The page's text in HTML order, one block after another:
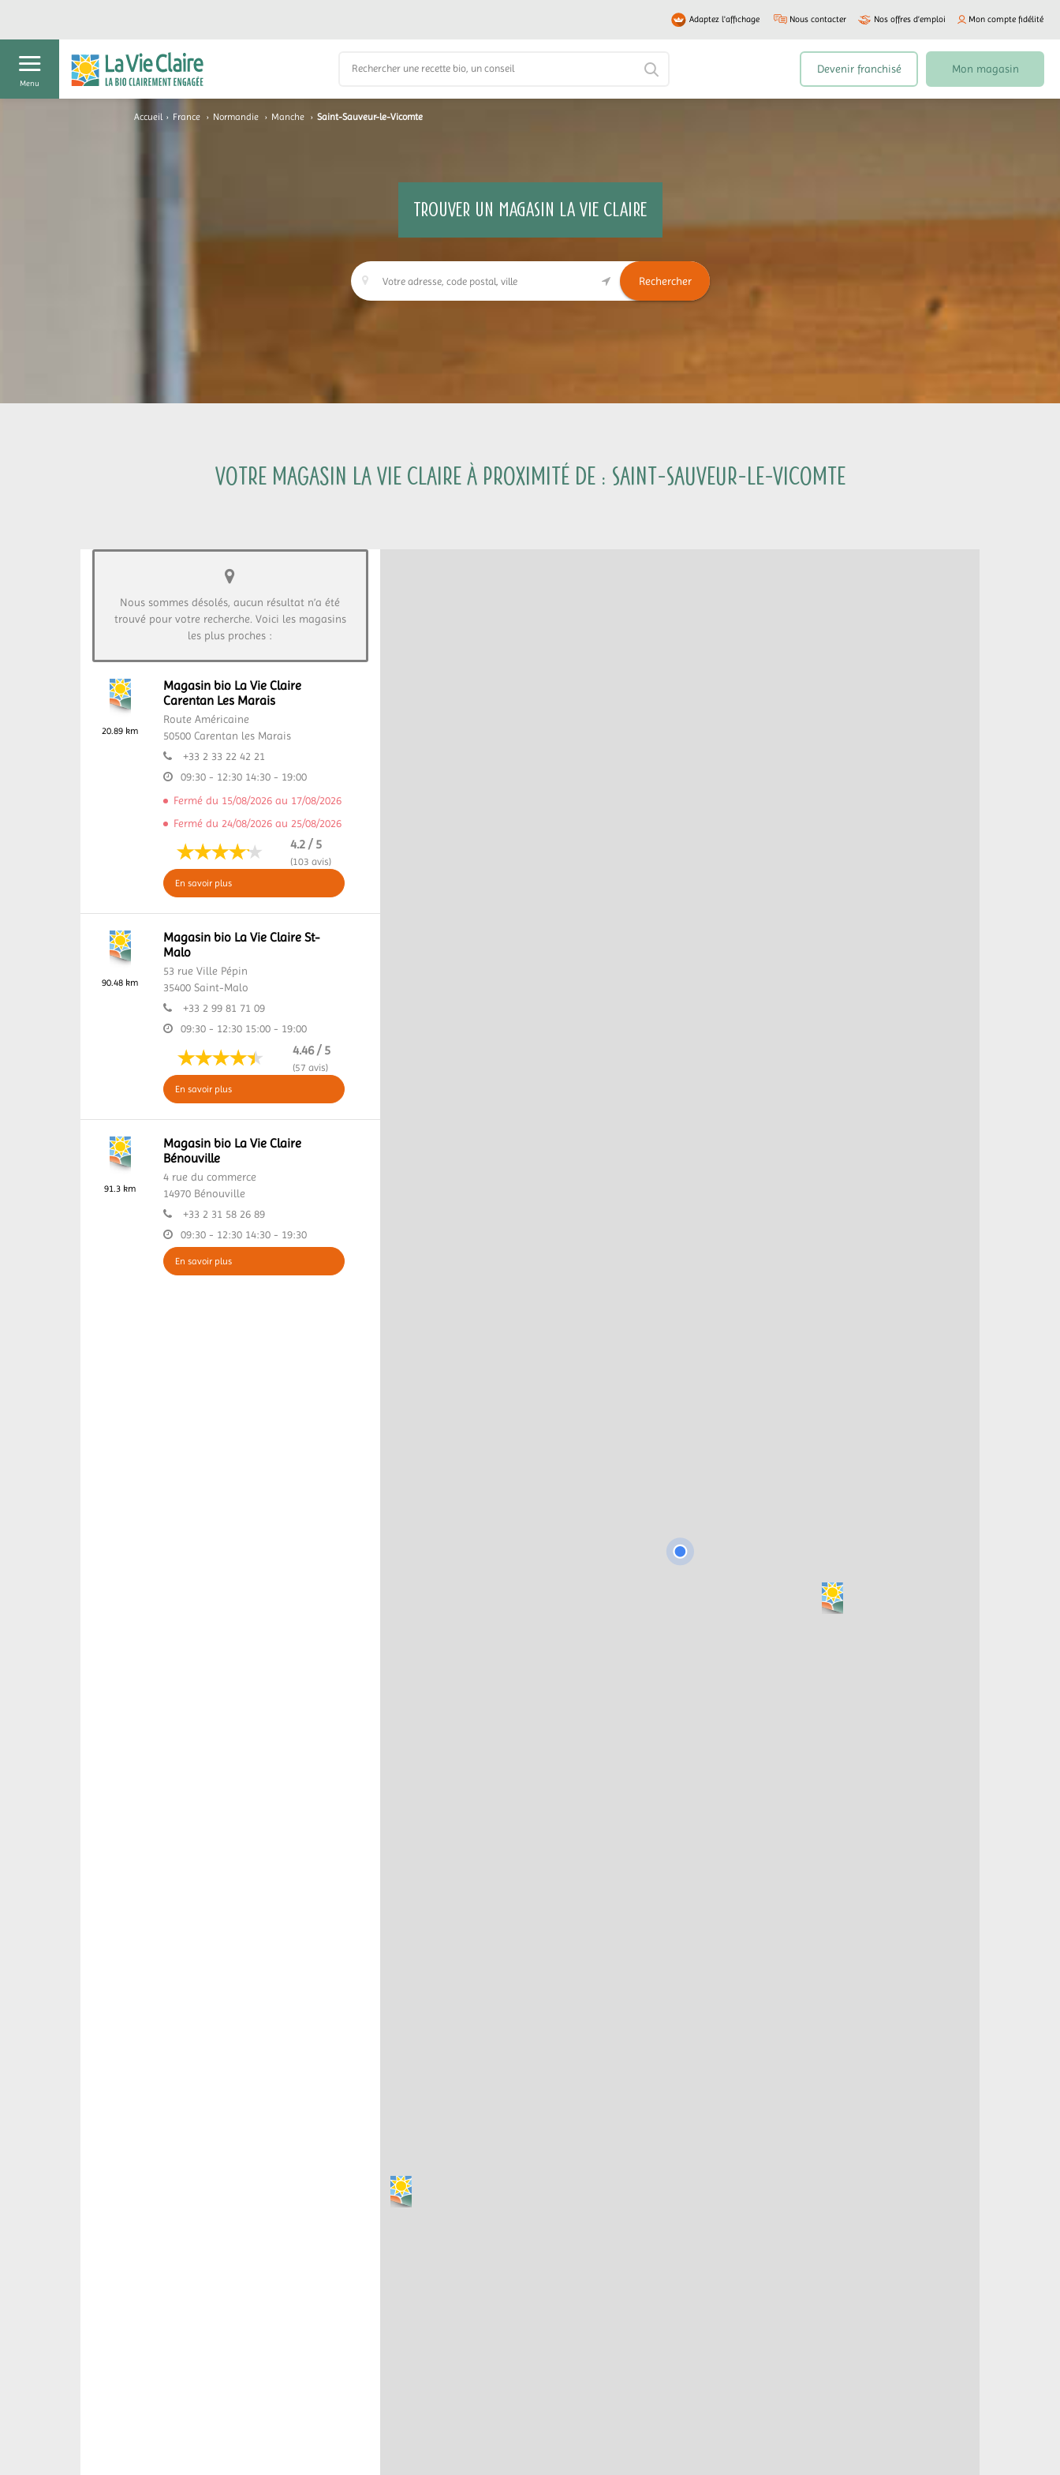
Adaptez l'affichage Nous contacter Nos offres d’emploi Mon compte fidélité
Menu
Devenir franchisé Mon magasin
Accueil › France › Normandie › Manche › Saint-Sauveur-le-Vicomte
TROUVER UN MAGASIN LA VIE CLAIRE
Rechercher
Votre magasin La Vie Claire à proximité de : Saint-Sauveur-le-Vicomte
Nous sommes désolés, aucun résultat n’a été
trouvé pour votre recherche. Voici les magasins
les plus proches :
20.89 km
Magasin bio La Vie Claire
Carentan Les Marais
Route Américaine
50500 Carentan les Marais
+33 2 33 22 42 21
09:30 - 12:30 14:30 - 19:00
Fermé du 15/08/2026 au 17/08/2026
Fermé du 24/08/2026 au 25/08/2026
4.2 / 5
(103 avis)
En savoir plus
90.48 km
Magasin bio La Vie Claire St-
Malo
53 rue Ville Pépin
35400 Saint-Malo
+33 2 99 81 71 09
09:30 - 12:30 15:00 - 19:00
4.46 / 5
(57 avis)
En savoir plus
91.3 km
Magasin bio La Vie Claire
Bénouville
4 rue du commerce
14970 Bénouville
+33 2 31 58 26 89
09:30 - 12:30 14:30 - 19:30
En savoir plus